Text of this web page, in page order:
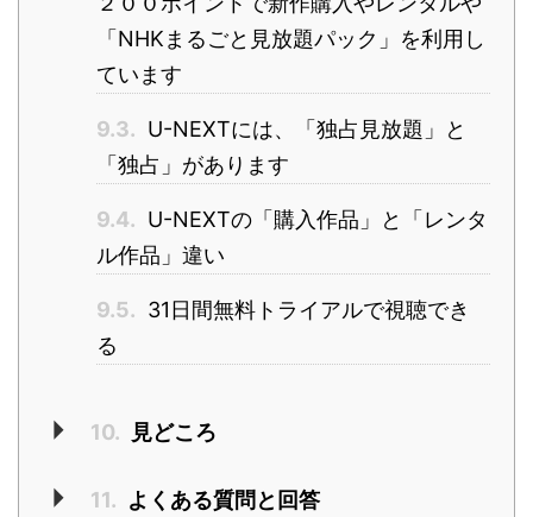
「NHKまるごと見放題パック」を利用し
ています
9.3. U-NEXTには、「独占見放題」と
「独占」があります
9.4. U-NEXTの「購入作品」と「レンタ
ル作品」違い
9.5. 31日間無料トライアルで視聴でき
る
10. 見どころ
11. よくある質問と回答